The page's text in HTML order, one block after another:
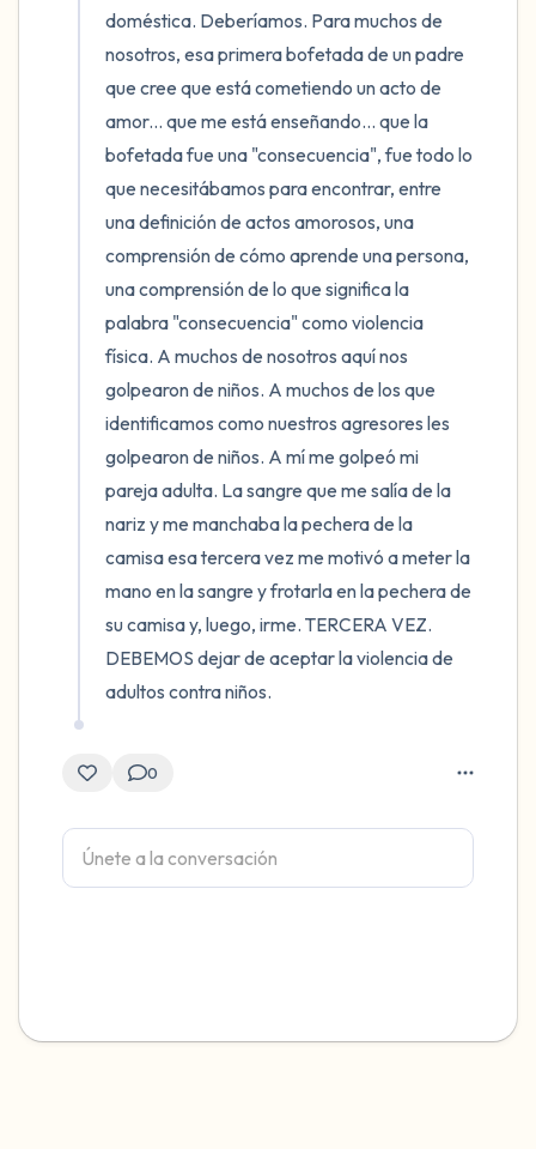
doméstica. Deberíamos. Para muchos de
nosotros, esa primera bofetada de un padre
que cree que está cometiendo un acto de
amor... que me está enseñando... que la
bofetada fue una "consecuencia", fue todo lo
que necesitábamos para encontrar, entre
una definición de actos amorosos, una
comprensión de cómo aprende una persona,
una comprensión de lo que significa la
palabra "consecuencia" como violencia
física. A muchos de nosotros aquí nos
golpearon de niños. A muchos de los que
identificamos como nuestros agresores les
golpearon de niños. A mí me golpeó mi
pareja adulta. La sangre que me salía de la
nariz y me manchaba la pechera de la
camisa esa tercera vez me motivó a meter la
mano en la sangre y frotarla en la pechera de
su camisa y, luego, irme. TERCERA VEZ.
DEBEMOS dejar de aceptar la violencia de
adultos contra niños.
0